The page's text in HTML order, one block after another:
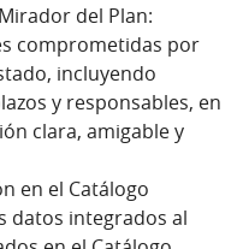
del Plan:
comprometidas por
incluyendo
y responsables, en
clara, amigable y
en el Catálogo
datos integrados al